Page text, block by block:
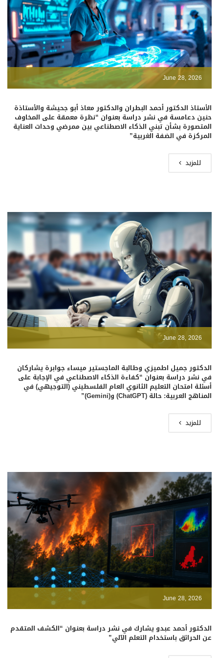
June 28, 2026
الأستاذ الدكتور أحمد البطران والدكتور معاذ أبو جحيشة والأستاذة
حنين دعامسة في نشر دراسة بعنوان “نظرة معمقة على المخاوف
المتصورة بشأن تبني الذكاء الاصطناعي بين ممرضي وحدات العناية
المركزة في الضفة الغربية”
للمزيد
June 28, 2026
الدكتور جميل اطميزي وطالبة الماجستير ميساء جوابرة يشاركان
في نشر دراسة بعنوان “كفاءة الذكاء الاصطناعي في الإجابة على
أسئلة امتحان التعليم الثانوي العام الفلسطيني (التوجيهي) في
المناهج العربية: حالة (ChatGPT) و(Gemini)”
للمزيد
June 28, 2026
الدكتور أحمد عبدو يشارك في نشر دراسة بعنوان “الكشف المتقدم
عن الحرائق باستخدام التعلم الآلي”